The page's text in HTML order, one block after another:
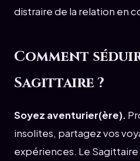
distraire de la relation en
Comment
Sagittaire ?
Soyez aventurier(ère).
insolites, partagez vos
expériences. Le